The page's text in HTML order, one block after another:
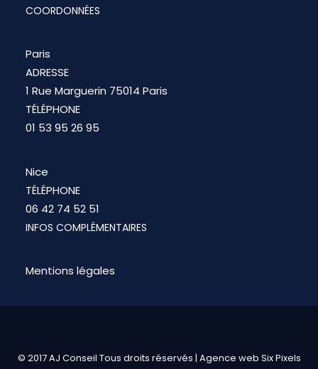
COORDONNÉES
Paris
ADRESSE
1 Rue Marguerin 75014 Paris
TÉLÉPHONE
01 53 95 26 95
Nice
TÉLÉPHONE
06 42 74 52 51
INFOS COMPLÉMENTAIRES
Mentions légales
© 2017 AJ Conseil Tous droits réservés | Agence web Six Pixels